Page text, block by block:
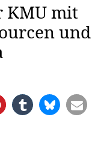
KMU mit
und